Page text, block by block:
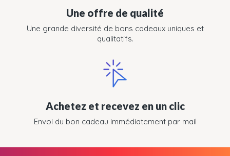
Une offre de qualité
Une grande diversité de bons cadeaux uniques et
qualitatifs.
Achetez et recevez en un clic
Envoi du bon cadeau immédiatement par mail